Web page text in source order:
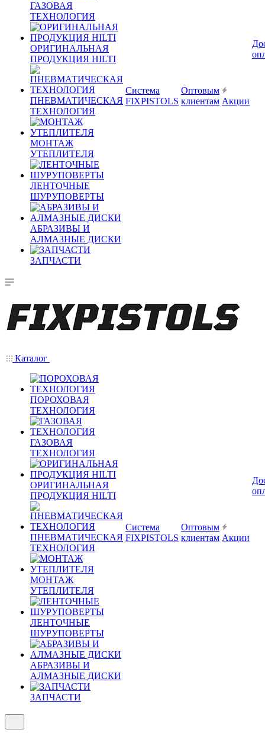
ГАЗОВАЯ
ТЕХНОЛОГИЯ
ОРИГИНАЛЬНАЯ
ПРОДУКЦИЯ HILTI
ПНЕВМАТИЧЕСКАЯ
ТЕХНОЛОГИЯ
МОНТАЖ
УТЕПЛИТЕЛЯ
ЛЕНТОЧНЫЕ
ШУРУПОВЕРТЫ
АБРАЗИВЫ И
АЛМАЗНЫЕ ДИСКИ
ЗАПЧАСТИ
Система
FIXPISTOLS
Оптовым
клиентам Акции
Каталог
ПОРОХОВАЯ
ТЕХНОЛОГИЯ
ГАЗОВАЯ
ТЕХНОЛОГИЯ
ОРИГИНАЛЬНАЯ
ПРОДУКЦИЯ HILTI
ПНЕВМАТИЧЕСКАЯ
ТЕХНОЛОГИЯ
МОНТАЖ
УТЕПЛИТЕЛЯ
ЛЕНТОЧНЫЕ
ШУРУПОВЕРТЫ
АБРАЗИВЫ И
АЛМАЗНЫЕ ДИСКИ
ЗАПЧАСТИ
Система
FIXPISTOLS
Оптовым
клиентам Акции